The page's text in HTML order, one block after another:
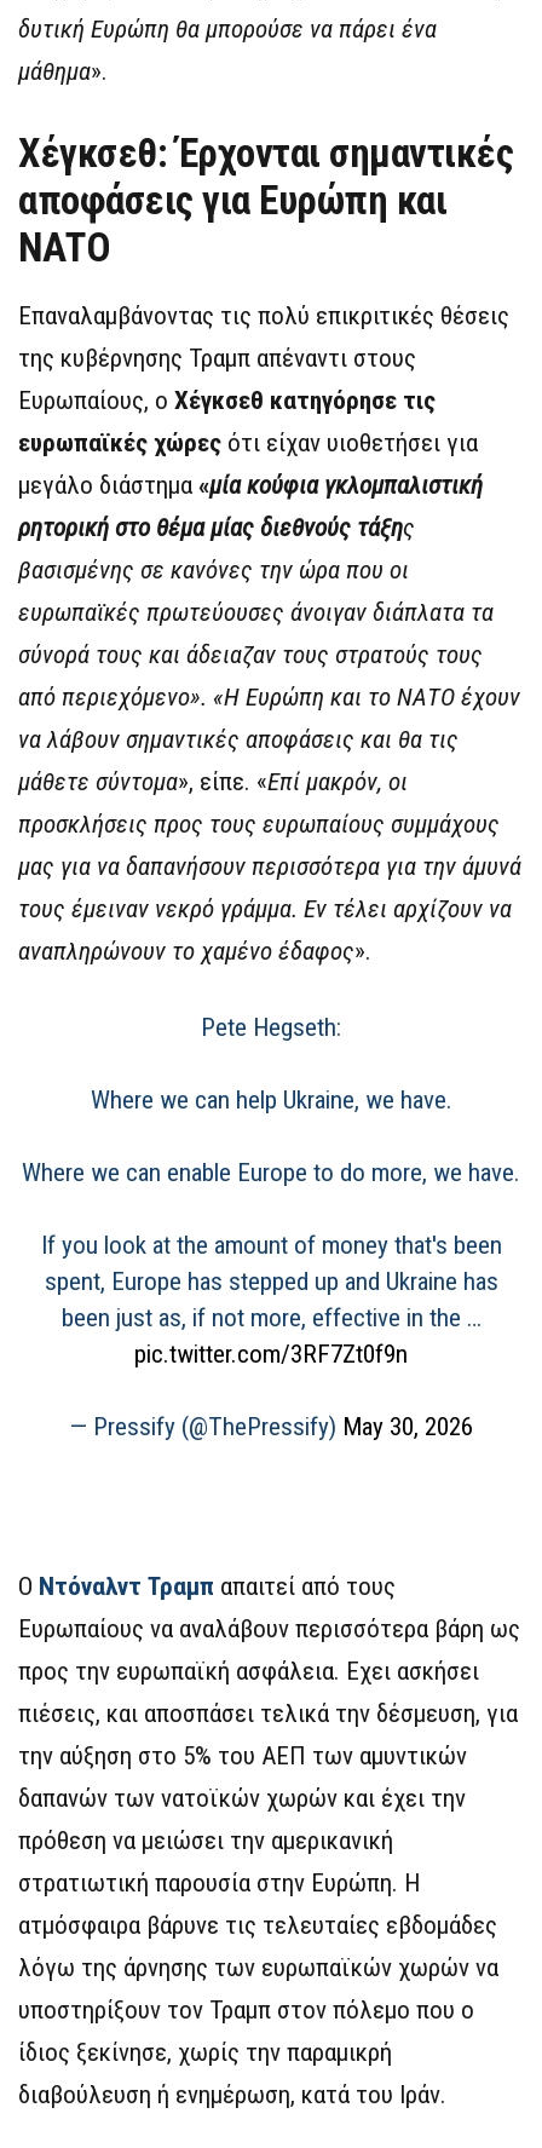
δυτική Ευρώπη θα μπορούσε να πάρει ένα
μάθημα».
Χέγκσεθ: Έρχονται σημαντικές
αποφάσεις για Ευρώπη και
ΝΑΤΟ
Επαναλαμβάνοντας τις πολύ επικριτικές θέσεις
της κυβέρνησης Τραμπ απέναντι στους
Ευρωπαίους, ο Χέγκσεθ κατηγόρησε τις
ευρωπαϊκές χώρες ότι είχαν υιοθετήσει για
μεγάλο διάστημα «μία κούφια γκλομπαλιστική
ρητορική στο θέμα μίας διεθνούς τάξης
βασισμένης σε κανόνες την ώρα που οι
ευρωπαϊκές πρωτεύουσες άνοιγαν διάπλατα τα
σύνορά τους και άδειαζαν τους στρατούς τους
από περιεχόμενο». «Η Ευρώπη και το ΝΑΤΟ έχουν
να λάβουν σημαντικές αποφάσεις και θα τις
μάθετε σύντομα», είπε. «Επί μακρόν, οι
προσκλήσεις προς τους ευρωπαίους συμμάχους
μας για να δαπανήσουν περισσότερα για την άμυνά
τους έμειναν νεκρό γράμμα. Εν τέλει αρχίζουν να
αναπληρώνουν το χαμένο έδαφος».
Pete Hegseth:
Where we can help Ukraine, we have.
Where we can enable Europe to do more, we have.
If you look at the amount of money that's been
spent, Europe has stepped up and Ukraine has
been just as, if not more, effective in the …
pic.twitter.com/3RF7Zt0f9n
— Pressify (@ThePressify) May 30, 2026
Ο Ντόναλντ Τραμπ απαιτεί από τους
Ευρωπαίους να αναλάβουν περισσότερα βάρη ως
προς την ευρωπαϊκή ασφάλεια. Εχει ασκήσει
πιέσεις, και αποσπάσει τελικά την δέσμευση, για
την αύξηση στο 5% του ΑΕΠ των αμυντικών
δαπανών των νατοϊκών χωρών και έχει την
πρόθεση να μειώσει την αμερικανική
στρατιωτική παρουσία στην Ευρώπη. Η
ατμόσφαιρα βάρυνε τις τελευταίες εβδομάδες
λόγω της άρνησης των ευρωπαϊκών χωρών να
υποστηρίξουν τον Τραμπ στον πόλεμο που ο
ίδιος ξεκίνησε, χωρίς την παραμικρή
διαβούλευση ή ενημέρωση, κατά του Ιράν.